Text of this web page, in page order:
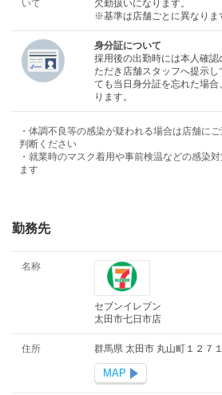
いて
欠勤扱いになります。
※基準は店舗ごとに異なりま
身分証について
採用後の出勤時には本人確
ただき店舗スタッフへ提示
ても当日身分証を忘れた場
ります。
・体調不良等の感染が疑われる場合は店舗に
判断ください
・就業時のマスク着用や事前検温などの感染
ます
勤務先
名称
セブンイレブン
太田市七日市店
住所 群馬県 太田市 丸山町１２７１
MAP